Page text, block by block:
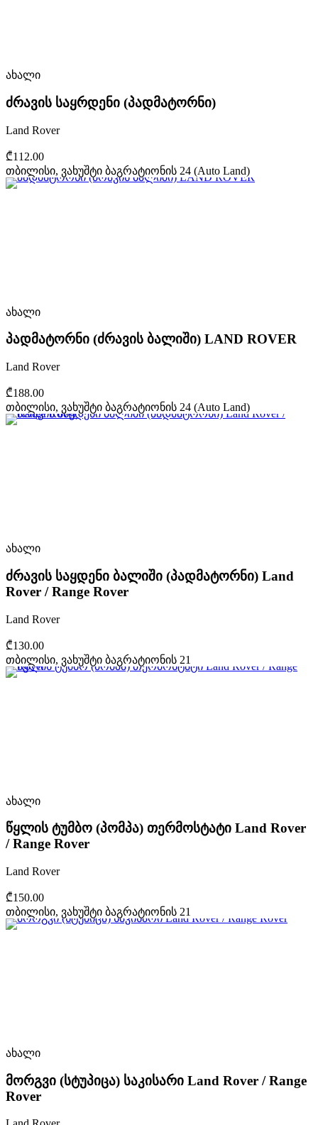
ახალი
ძრავის საყრდენი (პადმატორნი)
Land Rover
₾112.00
თბილისი, ვახუშტი ბაგრატიონის 24 (Auto Land)
ახალი
პადმატორნი (ძრავის ბალიში) LAND ROVER
Land Rover
₾188.00
თბილისი, ვახუშტი ბაგრატიონის 24 (Auto Land)
ახალი
ძრავის საყდენი ბალიში (პადმატორნი) Land
Rover / Range Rover
Land Rover
₾130.00
თბილისი, ვახუშტი ბაგრატიონის 21
ახალი
წყლის ტუმბო (პომპა) თერმოსტატი Land Rover
/ Range Rover
Land Rover
₾150.00
თბილისი, ვახუშტი ბაგრატიონის 21
ახალი
მორგვი (სტუპიცა) საკისარი Land Rover / Range
Rover